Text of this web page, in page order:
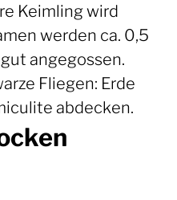
Keimling wird
werden ca. 0,5
angegossen.
Fliegen: Erde
abdecken.